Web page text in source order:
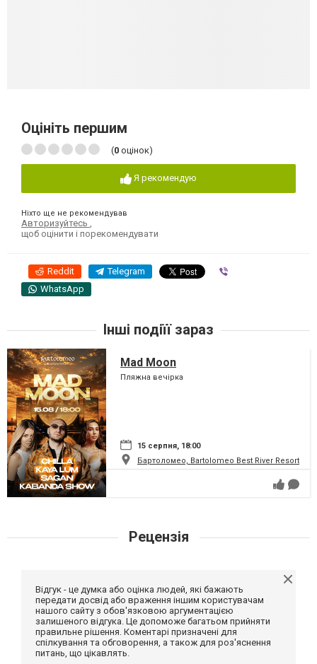
Оцініть першим
(0 оцінок)
Я рекомендую
Ніхто ще не рекомендував
Авторизуйтесь
щоб оцінити і порекомендувати
Reddit Telegram
WhatsApp
Інші подіїї зараз
Mad Moon
Пляжна вечірка
15 серпня, 18:00
Бартоломео, Bartolomeo Best River Resort
Рецензія
Відгук - це думка або оцінка людей, які бажають
передати досвід або враження іншим користувачам
нашого сайту з обов'язковою аргументацією
залишеного відгука. Це допоможе багатьом прийняти
правильне рішення. Коментарі призначені для
спілкування та обговорення, а також для роз'яснення
питань, що цікавлять.